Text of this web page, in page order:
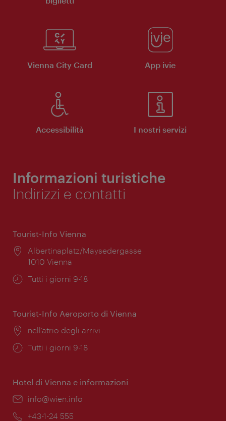
Vienna City Card App ivie
Accessibilità I nostri servizi
Informazioni turistiche
Indirizzi e contatti
Tourist-Info Vienna
Posizione:
Albertinaplatz/Maysedergasse
1010 Vienna
Orari
Tutti i giorni 9-18
Tourist-Info Aeroporto di Vienna
Posizione:
nell’atrio degli arrivi
Orari
Tutti i giorni 9-18
Hotel di Vienna e informazioni
Email:
info@wien.info
Telefono:
+43-1-24 555